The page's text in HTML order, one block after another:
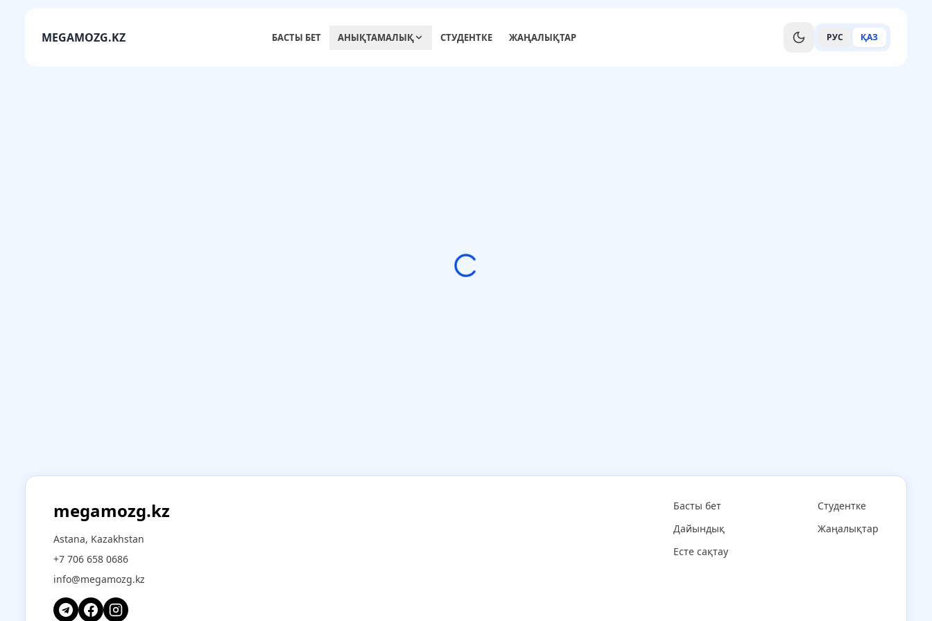
MEGAMOZG.KZ БАСТЫ БЕТ АНЫҚТАМАЛЫҚ СТУДЕНТКЕ ЖАҢАЛЫҚТАР РУС ҚАЗ
megamozg.kz
Astana, Kazakhstan
+7 706 658 0686
info@megamozg.kz
Басты бет
Дайындық
Есте сақтау
Студентке
Жаңалықтар